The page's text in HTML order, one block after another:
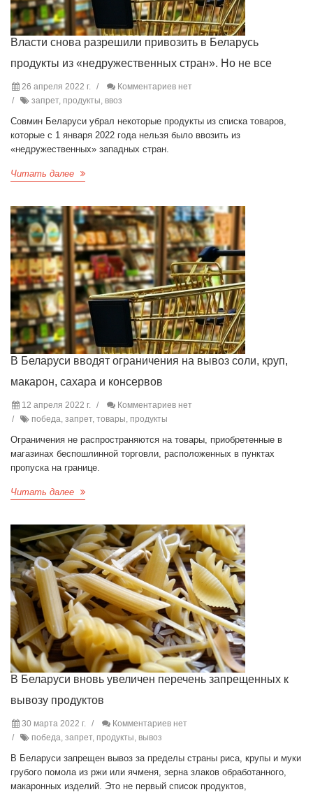
Власти снова разрешили привозить в Беларусь
продукты из «недружественных стран». Но не все
26 апреля 2022 г.
Комментариев нет
запрет, продукты, ввоз
Совмин Беларуси убрал некоторые продукты из списка товаров,
которые с 1 января 2022 года нельзя было ввозить из
«недружественных» западных стран.
Читать далее
В Беларуси вводят ограничения на вывоз соли, круп,
макарон, сахара и консервов
12 апреля 2022 г.
Комментариев нет
победа, запрет, товары, продукты
Ограничения не распространяются на товары, приобретенные в
магазинах беспошлинной торговли, расположенных в пунктах
пропуска на границе.
Читать далее
В Беларуси вновь увеличен перечень запрещенных к
вывозу продуктов
30 марта 2022 г.
Комментариев нет
победа, запрет, продукты, вывоз
В Беларуси запрещен вывоз за пределы страны риса, крупы и муки
грубого помола из ржи или ячменя, зерна злаков обработанного,
макаронных изделий. Это не первый список продуктов,